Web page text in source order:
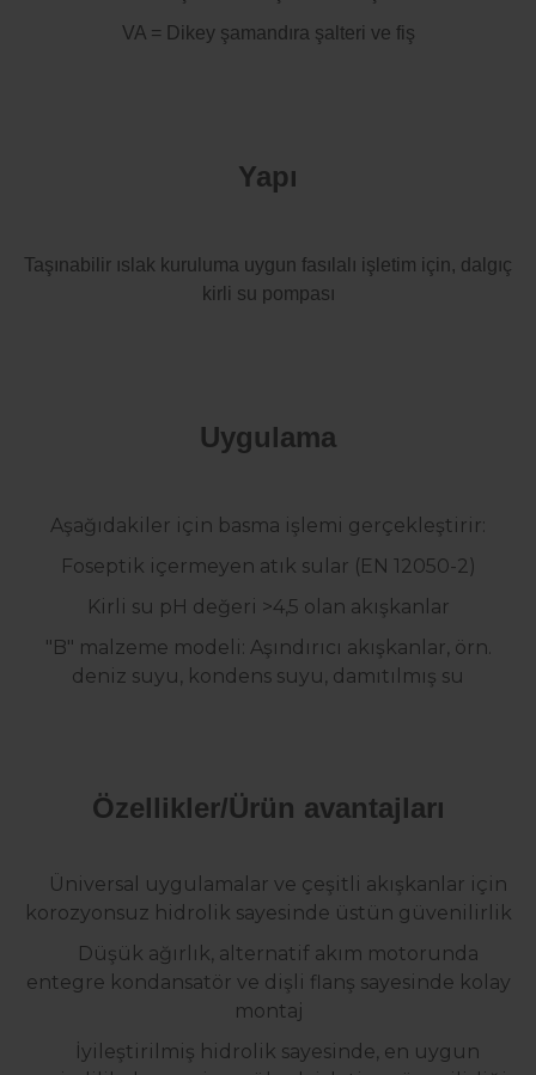
VA = Dikey şamandıra şalteri ve fiş
Yapı
Taşınabilir ıslak kuruluma uygun fasılalı işletim için, dalgıç
kirli su pompası
Uygulama
Aşağıdakiler için basma işlemi gerçekleştirir:
Foseptik içermeyen atık sular (EN 12050-2)
Kirli su pH değeri >4,5 olan akışkanlar
"B" malzeme modeli: Aşındırıcı akışkanlar, örn.
deniz suyu, kondens suyu, damıtılmış su
Özellikler/Ürün avantajları
Üniversal uygulamalar ve çeşitli akışkanlar için
korozyonsuz hidrolik sayesinde üstün güvenilirlik
Düşük ağırlık, alternatif akım motorunda
entegre kondansatör ve dişli flanş sayesinde kolay
montaj
İyileştirilmiş hidrolik sayesinde, en uygun